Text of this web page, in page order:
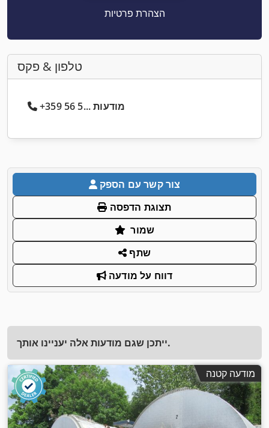
הצהרת פרטיות
טלפון & פקס
+359 56 5... מודעות
צור קשר עם הספק
תצוגת הדפסה
שמור
שתף
דווח על מודעה
ייתכן שגם מודעות אלה יעניינו אותך.
מודעה קטנה